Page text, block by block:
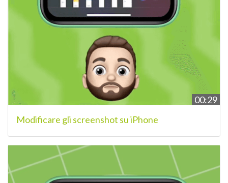
00:29
Modificare gli screenshot su iPhone